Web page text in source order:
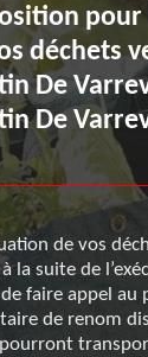
pour
déchets
De
De
de vos
la suite de
faire appel au
de renom